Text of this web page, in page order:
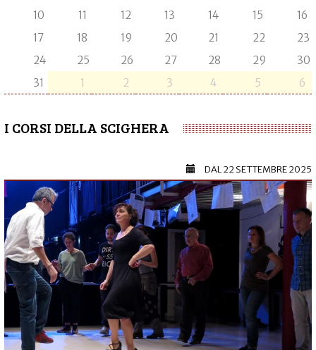
10
11 12 13 14 15
16
17
18 19 20 21 22
23
24
25 26 27 28 29
30
31
1 2 3 4 5 6
I CORSI DELLA SCIGHERA
DAL22 SETTEMBRE 2025